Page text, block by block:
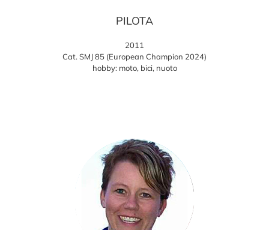
PILOTA
2011
Cat. SMJ 85 (European Champion 2024)
hobby: moto, bici, nuoto